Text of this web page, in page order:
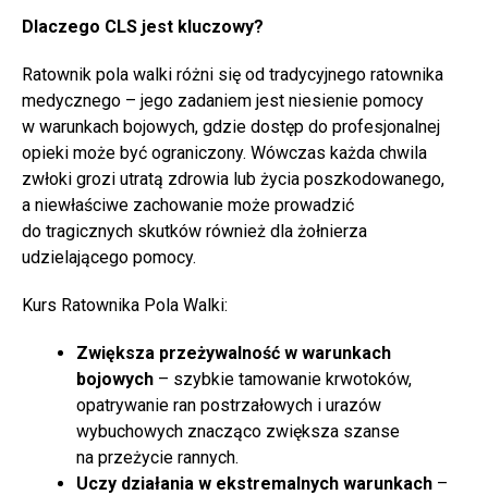
Dlaczego CLS jest kluczowy?
Ratownik pola walki różni się od tradycyjnego ratownika
medycznego – jego zadaniem jest niesienie pomocy
w warunkach bojowych, gdzie dostęp do profesjonalnej
opieki może być ograniczony. Wówczas każda chwila
zwłoki grozi utratą zdrowia lub życia poszkodowanego,
a niewłaściwe zachowanie może prowadzić
do tragicznych skutków również dla żołnierza
udzielającego pomocy.
Kurs Ratownika Pola Walki:
Zwiększa przeżywalność w warunkach
bojowych – szybkie tamowanie krwotoków,
opatrywanie ran postrzałowych i urazów
wybuchowych znacząco zwiększa szanse
na przeżycie rannych.
Uczy działania w ekstremalnych warunkach –